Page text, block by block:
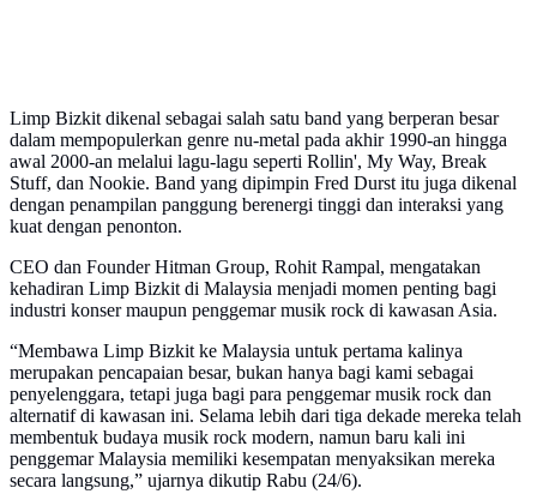
Limp Bizkit dikenal sebagai salah satu band yang berperan besar
dalam mempopulerkan genre nu-metal pada akhir 1990-an hingga
awal 2000-an melalui lagu-lagu seperti Rollin', My Way, Break
Stuff, dan Nookie. Band yang dipimpin Fred Durst itu juga dikenal
dengan penampilan panggung berenergi tinggi dan interaksi yang
kuat dengan penonton.
CEO dan Founder Hitman Group, Rohit Rampal, mengatakan
kehadiran Limp Bizkit di Malaysia menjadi momen penting bagi
industri konser maupun penggemar musik rock di kawasan Asia.
“Membawa Limp Bizkit ke Malaysia untuk pertama kalinya
merupakan pencapaian besar, bukan hanya bagi kami sebagai
penyelenggara, tetapi juga bagi para penggemar musik rock dan
alternatif di kawasan ini. Selama lebih dari tiga dekade mereka telah
membentuk budaya musik rock modern, namun baru kali ini
penggemar Malaysia memiliki kesempatan menyaksikan mereka
secara langsung,” ujarnya dikutip Rabu (24/6).